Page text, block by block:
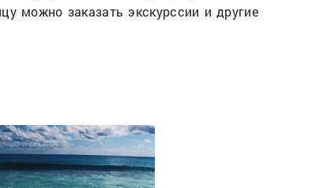
можно заказать экскурссии и другие